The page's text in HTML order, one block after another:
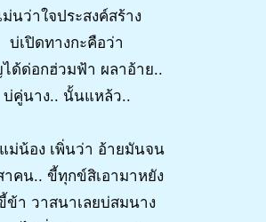
นว่าใจประสงค์สร้าง
บ่เปิดทางกะคือว่า
ด้ด่อกฮ่วมฟ้า ผลาอ้าย..
บ่คู่นาง.. นั้นแหล้ว..
ม่น้อง เพิ่นว่า อ้ายมันจน
าคน.. ขี้ทุกข์สิเอามาหยัง
ข้า วาสนาเลยบ่สมนาง